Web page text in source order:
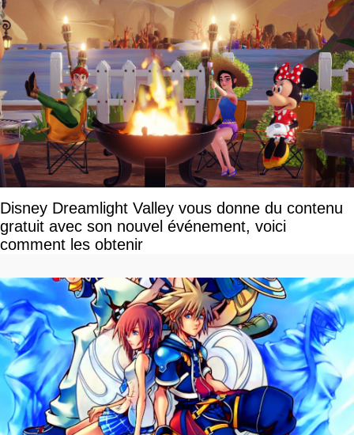
Disney Dreamlight Valley vous donne du contenu
gratuit avec son nouvel événement, voici
comment les obtenir